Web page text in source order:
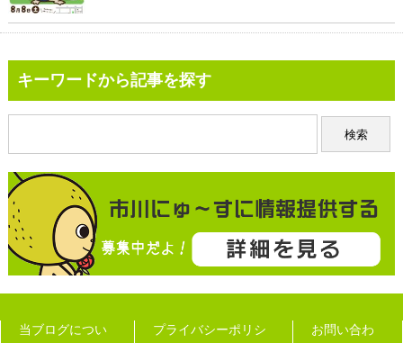
キーワードから記事を探す
当ブログについ
プライバシーポリシ
お問い合わ